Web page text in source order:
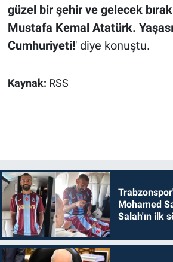
güzel bir şehir ve gelecek
Mustafa Kemal Atatürk.
Cumhuriyeti!' diye konuştu.
Kaynak: RSS
Mohamed
Salah'ın ilk